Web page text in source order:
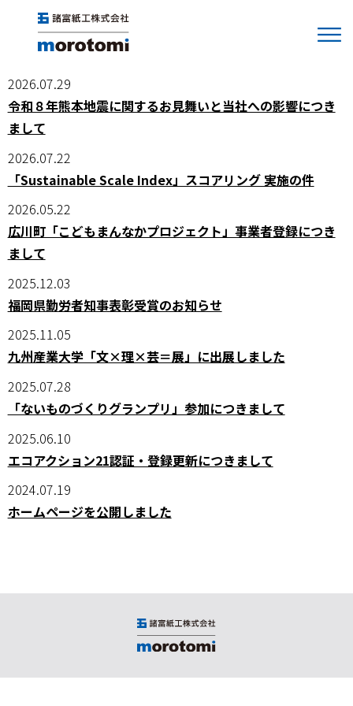
お知らせ
2026.07.29
令和８年熊本地震に関するお見舞いと当社への影響につき
まして
2026.07.22
「Sustainable Scale Index」スコアリング 実施の件
2026.05.22
広川町「こどもまんなかプロジェクト」事業者登録につき
まして
2025.12.03
福岡県勤労者知事表彰受賞のお知らせ
2025.11.05
九州産業大学「文×理×芸＝展」に出展しました
2025.07.28
「ないものづくりグランプリ」参加につきまして
2025.06.10
エコアクション21認証・登録更新につきまして
2024.07.19
ホームページを公開しました